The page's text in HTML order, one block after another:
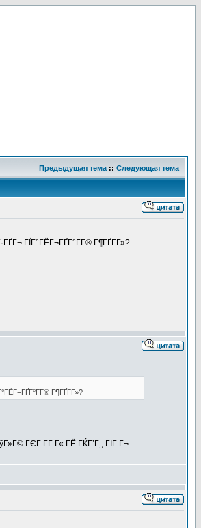
Предыдущая тема :: Следующая тема
ГЇГ°ГЁГ¬ГҐГ°Г­Г® Г¶ГҐГ­Г»?
Г¶ГҐГ­Г»?
ГЄГ Г­Г Г« ГЁ ГЌГ’Г‚, ГІГ Г¬